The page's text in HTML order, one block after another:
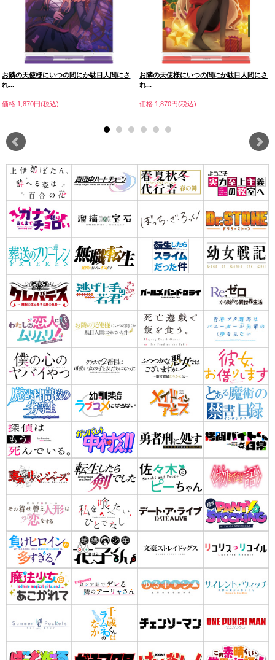
お隣の天使様にいつの間にか駄目人間にさ
れ...
価格:1,870円(税込)
お隣の天使様にいつの間にか駄目人間にさ
れ...
価格:1,870円(税込)